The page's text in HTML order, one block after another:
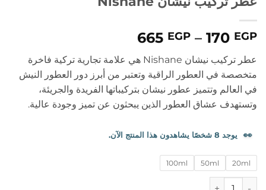
170 EGP
–
665 EGP
السعر:
من
خلال
عطر تركيب نيشان Nishane
هي علامة تجارية تركية فاخرة
متخصصة في العطور الراقية وتعتبر من أبرز دور العطور النيش
في العالم وتتميز عطور نيشان بتركيباتها الفريدة والجريئة،
وتستهدف عشاق العطور الذين يبحثون عن تميز وجودة عالية.
👀 يوجد 8 شخصًا يشاهدون هذا المنتج الآن.
20ml
50ml
100ml
كمية عطر تركيب نيشان Nishane